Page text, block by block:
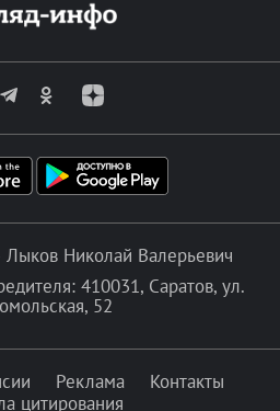
Лыков Николай Валерьевич
410031, Саратов, ул.
52
Реклама
Контакты
цитирования